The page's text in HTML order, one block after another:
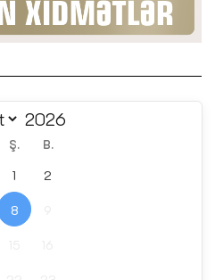
Ş. B.
1 2
8